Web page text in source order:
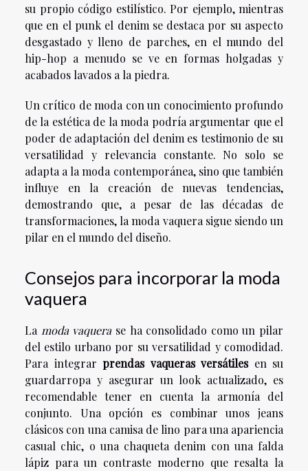
su propio código estilístico. Por ejemplo, mientras
que en el punk el denim se destaca por su aspecto
desgastado y lleno de parches, en el mundo del
hip-hop a menudo se ve en formas holgadas y
acabados lavados a la piedra.
Un crítico de moda con un conocimiento profundo
de la estética de la moda podría argumentar que el
poder de adaptación del denim es testimonio de su
versatilidad y relevancia constante. No solo se
adapta a la moda contemporánea, sino que también
influye en la creación de nuevas tendencias,
demostrando que, a pesar de las décadas de
transformaciones, la moda vaquera sigue siendo un
pilar en el mundo del diseño.
Consejos para incorporar la moda
vaquera
La moda vaquera se ha consolidado como un pilar
del estilo urbano por su versatilidad y comodidad.
Para integrar prendas vaqueras versátilesen su
guardarropa y asegurar un look actualizado, es
recomendable tener en cuenta la armonía del
conjunto. Una opción es combinar unos jeans
clásicos con una camisa de lino para una apariencia
casual chic, o una chaqueta denim con una falda
lápiz para un contraste moderno que resalta la